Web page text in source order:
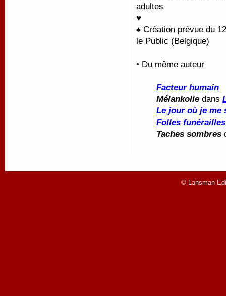
adultes
♥
♠ Création prévue du
le Public (Belgique)
• Du même auteur
Facteur humain
Mélankolie dans
Le jour où je me
Folles funérailles
Taches sombres
© Lansman